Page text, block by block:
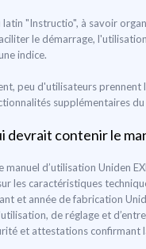
"Instructio", à savoir
le démarrage,
indice.
peu d'utilisateurs prennent
supplémentaires
devrait contenir le
manuel d’utilisation Uniden
les caractéristiques
et année de fabrication
de réglage et
et attestations